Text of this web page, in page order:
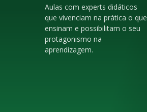
Aulas com experts didáticos
que vivenciam na prática o que
ensinam e possibilitam o seu
protagonismo na
aprendizagem.